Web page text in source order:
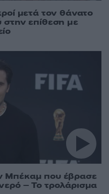
μετά τον θάνατο
στην επίθεση με
Μπέκαμ που έβρασε
– Το τρολάρισμα